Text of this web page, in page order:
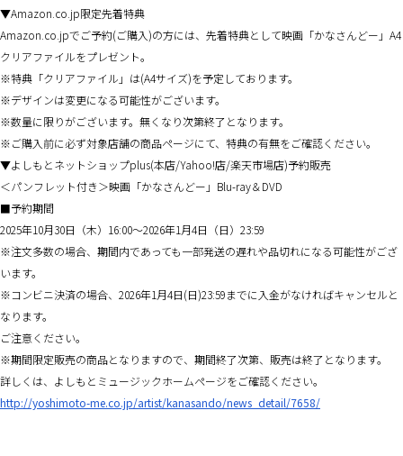
▼Amazon.co.jp限定先着特典
Amazon.co.jpでご予約(ご購入)の方には、先着特典として映画「かなさんどー」A4
クリアファイルをプレゼント。
※特典「クリアファイル」は(A4サイズ)を予定しております。
※デザインは変更になる可能性がございます。
※数量に限りがございます。無くなり次第終了となります。
※ご購入前に必ず対象店舗の商品ページにて、特典の有無をご確認ください。
▼よしもとネットショップplus(本店/Yahoo!店/楽天市場店)予約販売
＜パンフレット付き＞映画「かなさんどー」Blu-ray＆DVD
■予約期間
2025年10月30日（木）16:00～2026年1月4日（日）23:59
※注文多数の場合、期間内であっても一部発送の遅れや品切れになる可能性がござ
います。
※コンビニ決済の場合、2026年1月4日(日)23:59までに入金がなければキャンセルと
なります。
ご注意ください。
※期間限定販売の商品となりますので、期間終了次第、販売は終了となります。
詳しくは、よしもとミュージックホームページをご確認ください。
http://yoshimoto-me.co.jp/artist/kanasando/news_detail/7658/